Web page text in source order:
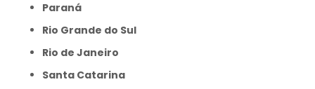
Paraná
Rio Grande do Sul
Rio de Janeiro
Santa Catarina